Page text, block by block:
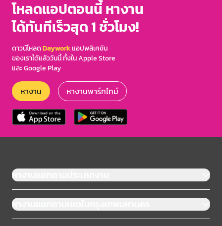
โหลดแอปตอนนี้ หางาน
ได้ทันทีเร็วสุด 1 ชั่วโมง!
ดาวน์โหลดDayworkแอปพลิเคชัน
ของเราได้แล้ววันนี้ ทั้งใน Apple Store
และ Google Play
หางาน หางานพาร์ทไทม์
หางานแยกตามประเภทงาน
หางานแยกตามเขตในกรุงเทพมหานคร